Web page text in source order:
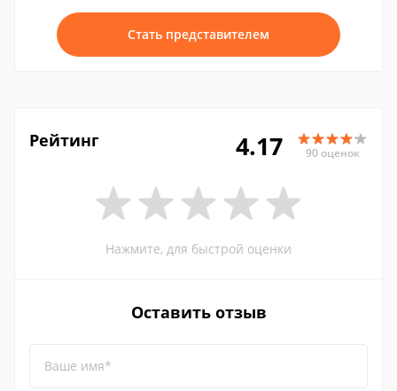
Стать представителем
Рейтинг 4.17 90 оценок
Нажмите, для быстрой оценки
Оставить отзыв
Ваше имя*